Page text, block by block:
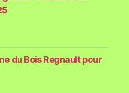
du Bois Regnault pour